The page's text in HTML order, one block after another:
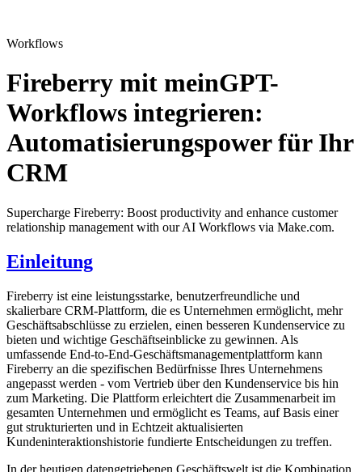
Workflows
Fireberry mit meinGPT-
Workflows integrieren:
Automatisierungspower für Ihr
CRM
Supercharge Fireberry: Boost productivity and enhance customer
relationship management with our AI Workflows via Make.com.
Einleitung
Fireberry ist eine leistungsstarke, benutzerfreundliche und
skalierbare CRM-Plattform, die es Unternehmen ermöglicht, mehr
Geschäftsabschlüsse zu erzielen, einen besseren Kundenservice zu
bieten und wichtige Geschäftseinblicke zu gewinnen. Als
umfassende End-to-End-Geschäftsmanagementplattform kann
Fireberry an die spezifischen Bedürfnisse Ihres Unternehmens
angepasst werden - vom Vertrieb über den Kundenservice bis hin
zum Marketing. Die Plattform erleichtert die Zusammenarbeit im
gesamten Unternehmen und ermöglicht es Teams, auf Basis einer
gut strukturierten und in Echtzeit aktualisierten
Kundeninteraktionshistorie fundierte Entscheidungen zu treffen.
In der heutigen datengetriebenen Geschäftswelt ist die Kombination